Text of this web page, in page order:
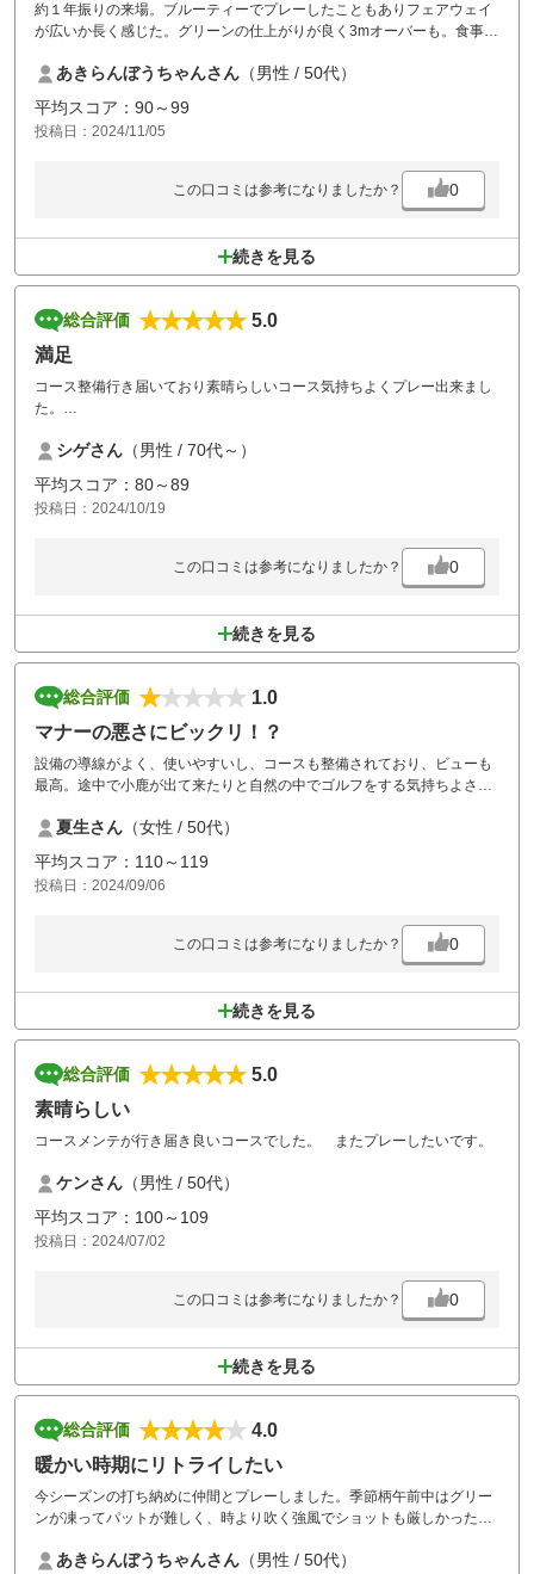
約１年振りの来場。ブルーティーでプレーしたこともありフェアウェイ
が広いか長く感じた。グリーンの仕上がりが良く3mオーバーも。食事も
あきらんぼうちゃんさん （男性 / 50代）
平均スコア：90～99
投稿日：2024/11/05
この口コミは参考になりましたか？ 0
続きを見る
総合評価
5.0
満足
コース整備行き届いており素晴らしいコース気持ちよくプレー出来まし
た。
多少早めに行き準備する事を
お勧めします。
シゲさん （男性 / 70代～）
平均スコア：80～89
投稿日：2024/10/19
この口コミは参考になりましたか？ 0
続きを見る
総合評価
1.0
マナーの悪さにビックリ！？
設備の導線がよく、使いやすいし、コースも整備されており、ビューも
最高。途中で小鹿が出て来たりと自然の中でゴルフをする気持ちよさを
ず、前の組のカップルが2打ずつ打ち（前がつかえているからできると
思っての事だとは思いますが）、さらにそのボールを探したりするマナ
ーの悪さ。スタッフの方に伝えたところ、では午後は後ろの組とチェン
ジしましょうと言われました。そこそこ混んでいる日でもそれとなくお
の方が多いのは、せっかくのいいゴルフ場でも残念です。もう行かない
夏生さん （女性 / 50代）
平均スコア：110～119
投稿日：2024/09/06
この口コミは参考になりましたか？ 0
続きを見る
総合評価
5.0
素晴らしい
コースメンテが行き届き良いコースでした。 またプレーしたいです。
ケンさん （男性 / 50代）
平均スコア：100～109
投稿日：2024/07/02
この口コミは参考になりましたか？ 0
続きを見る
総合評価
4.0
暖かい時期にリトライしたい
今シーズンの打ち納めに仲間とプレーしました。季節柄午前中はグリー
ンが凍ってパットが難しく、時より吹く強風でショットも厳しかった。
ドでしたが、値段がリーズナブルなので良かった。コース的には面白く
あきらんぼうちゃんさん （男性 / 50代）